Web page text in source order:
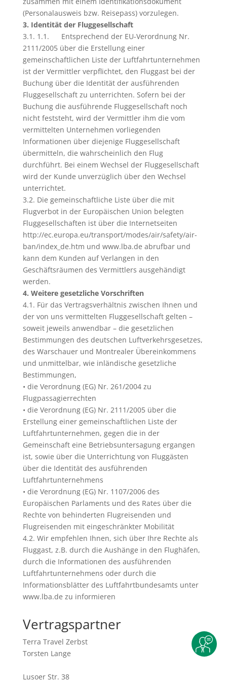
(Personalausweis bzw. Reisepass) vorzulegen.
3. Identität der Fluggesellschaft
3.1. 1.1. Entsprechend der EU-Verordnung Nr.
2111/2005 über die Erstellung einer
gemeinschaftlichen Liste der Luftfahrtunternehmen
ist der Vermittler verpflichtet, den Fluggast bei der
Buchung über die Identität der ausführenden
Fluggesellschaft zu unterrichten. Sofern bei der
Buchung die ausführende Fluggesellschaft noch
nicht feststeht, wird der Vermittler ihm die vom
vermittelten Unternehmen vorliegenden
Informationen über diejenige Fluggesellschaft
übermitteln, die wahrscheinlich den Flug
durchführt. Bei einem Wechsel der Fluggesellschaft
wird der Kunde unverzüglich über den Wechsel
unterrichtet.
3.2. Die gemeinschaftliche Liste über die mit
Flugverbot in der Europäischen Union belegten
Fluggesellschaften ist über die Internetseiten
http://ec.europa.eu/transport/modes/air/safety/air-
ban/index_de.htm und www.lba.de abrufbar und
kann dem Kunden auf Verlangen in den
Geschäftsräumen des Vermittlers ausgehändigt
werden.
4. Weitere gesetzliche Vorschriften
4.1. Für das Vertragsverhältnis zwischen Ihnen und
der von uns vermittelten Fluggesellschaft gelten –
soweit jeweils anwendbar – die gesetzlichen
Bestimmungen des deutschen Luftverkehrsgesetzes,
des Warschauer und Montrealer Übereinkommens
und unmittelbar, wie inländische gesetzliche
Bestimmungen,
• die Verordnung (EG) Nr. 261/2004 zu
Flugpassagierrechten
• die Verordnung (EG) Nr. 2111/2005 über die
Erstellung einer gemeinschaftlichen Liste der
Luftfahrtunternehmen, gegen die in der
Gemeinschaft eine Betriebsuntersagung ergangen
ist, sowie über die Unterrichtung von Fluggästen
über die Identität des ausführenden
Luftfahrtunternehmens
• die Verordnung (EG) Nr. 1107/2006 des
Europäischen Parlaments und des Rates über die
Rechte von behinderten Flugreisenden und
Flugreisenden mit eingeschränkter Mobilität
4.2. Wir empfehlen Ihnen, sich über Ihre Rechte als
Fluggast, z.B. durch die Aushänge in den Flughäfen,
durch die Informationen des ausführenden
Luftfahrtunternehmens oder durch die
Informationsblätter des Luftfahrtbundesamts unter
www.lba.de zu informieren
Vertragspartner
Terra Travel Zerbst
Torsten Lange
Lusoer Str. 38